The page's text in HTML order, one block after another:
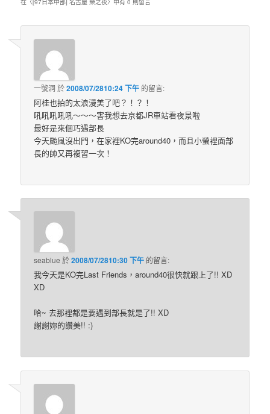
在〈[97日本中部] 名古屋 榮之夜〉中有 0 則留言
一號洞 於2008/07/2810:24 下午 的留言:
阿桂也拍的太浪漫美了吧？！？！
吼吼吼吼吼～～～害我想去京都JR車站看夜景啦
最好是來個巧遇部長
今天颱風沒出門，在家裡KO完around40，而且小螢裡面部
長的帥又再複習一次！
seablue 於2008/07/2810:30 下午 的留言:
我今天是KO完Last Friends，around40很快就跟上了!! XD
XD
哈~ 去那裡都是要遇到部長就是了!! XD
謝謝妳的讚美!! :)